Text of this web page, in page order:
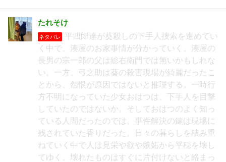
たれそけ
ネタバレ
平四郎達が葵殺しの下手人捜索を進めてい
く中で、湊屋のお家事情が分かっていく。湊屋の
長男の宗一郎の父は総右衛門では無いかもしれな
い。一方、弓之助は葵の殺害現場が綺麗だったこ
とから、怨恨が原因ではないと推理する。一時行
方不明になっていた少女おはつは、下手人を目撃
していたのではないか。そしておはつのよく知っ
ている人間だったのでは。事件解決の鍵は現場に
残されていた香りだった。日々の暮らしを積み重
ねていく中で人は見栄や欲や嫉妬から平穏を壊し
てゆく。壊れたものはすぐに片付けないと絡まっ